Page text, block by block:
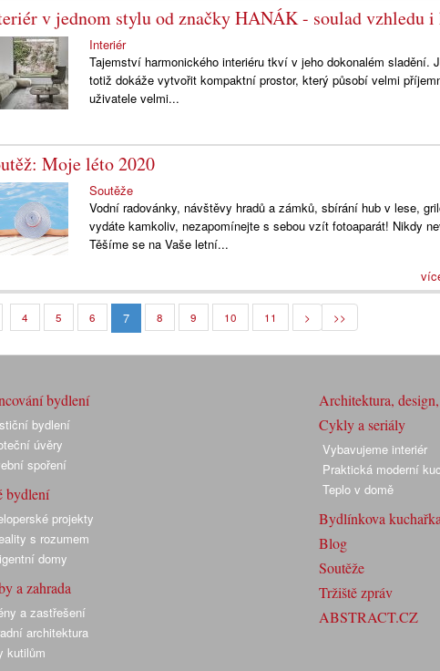
v jednom stylu od značky HANÁK - soulad vzhledu
Interiér
Tajemství harmonického interiéru tkví v jeho dokonalém sladění.
totiž dokáže vytvořit kompaktní prostor, který působí velmi
uživatele velmi...
Moje léto 2020
Soutěže
Vodní radovánky, návštěvy hradů a zámků, sbírání hub v lese,
vydáte kamkoliv, nezapomínejte s sebou vzít fotoaparát! Nikdy
Těšíme se na Vaše letní...
4 5 6 7 8 9 10 11 > >>
bydlení
bydlení
úvěry
spoření
bydlení
projekty
s rozumem
domy
a zahrada
a zastřešení
architektura
kutilům
Architektura,
Cykly a seriály
Vybavujeme interiér
Praktická moderní
Teplo v domě
Bydlínkova kuchařka
Blog
Soutěže
Tržiště zpráv
ABSTRACT.CZ